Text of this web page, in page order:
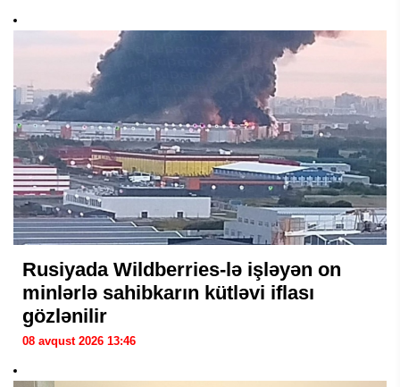
Rusiyada Wildberries-lə işləyən on
minlərlə sahibkarın kütləvi iflası
gözlənilir
08 avqust 2026 13:46